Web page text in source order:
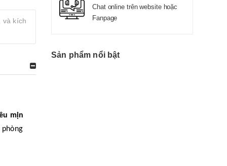
và kích
mịn
Chat online trên website hoặc
Fanpage
Sản phẩm nổi bật